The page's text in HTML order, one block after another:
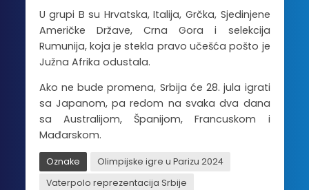
U grupi B su Hrvatska, Italija, Grčka, Sjedinjene
Američke Države, Crna Gora i selekcija
Rumunija, koja je stekla pravo učešća pošto je
Južna Afrika odustala.
Ako ne bude promena, Srbija će 28. jula igrati
sa Japanom, pa redom na svaka dva dana
sa Australijom, Španijom, Francuskom i
Mađarskom.
Oznake
Olimpijske igre u Parizu 2024
Vaterpolo reprezentacija Srbije